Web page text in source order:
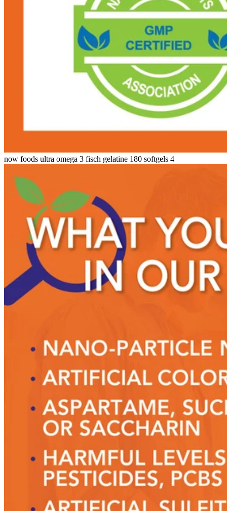
now foods ultra omega 3 fisch gelatine 180 softgels 4